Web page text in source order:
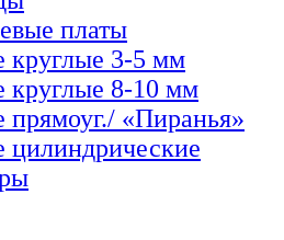
платы
круглые 3-5 мм
круглые 8-10 мм
«Пиранья»